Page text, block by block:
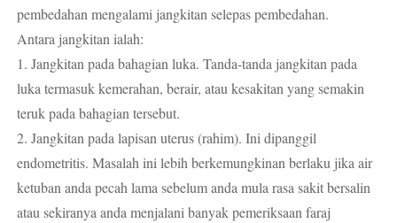
pembedahan mengalami jangkitan selepas pembedahan.
Antara jangkitan ialah:
1. Jangkitan pada bahagian luka. Tanda-tanda jangkitan pada
luka termasuk kemerahan, berair, atau kesakitan yang semakin
teruk pada bahagian tersebut.
2. Jangkitan pada lapisan uterus (rahim). Ini dipanggil
endometritis. Masalah ini lebih berkemungkinan berlaku jika air
ketuban anda pecah lama sebelum anda mula rasa sakit bersalin
atau sekiranya anda menjalani banyak pemeriksaan faraj